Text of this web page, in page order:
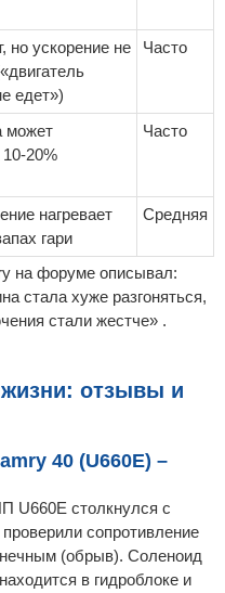
но ускорение не
едет»)
Часто
может
20%
Часто
нагревает
гари
Средняя
на форуме описывал:
стала хуже разгоняться,
стали жестче» .
отзывы и
40 (U660E) –
U660E столкнулся с
сопротивление
(обрыв). Соленоид
в гидроблоке и